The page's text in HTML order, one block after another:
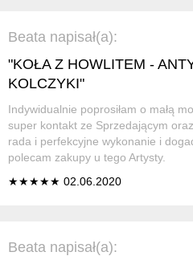
Beata napisał(a):
"KOŁA Z HOWLITEM -
KOLCZYKI"
Indywidualnie poprosiłam o małą
super kontakt ze Sprzedającym
rada i perfekcyjne wykonanie i
polecam zakupy u tego Artysty.
★★★★★ 02.06.2020
Beata napisał(a):